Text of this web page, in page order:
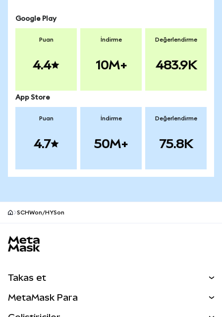
Google Play
Puan
4.4
İndirme
10M+
Değerlendirme
483.9K
App Store
Puan
4.7
İndirme
50M+
Değerlendirme
75.8K
SCHWon/HYSon
Takas et
MetaMask Para